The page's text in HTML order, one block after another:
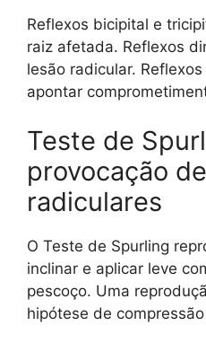
Reflexos bicipital e
raiz afetada. Reflexos
lesão radicular.
apontar
Teste de
provocação
radiculares
O Teste de Spurling
inclinar e aplicar leve
pescoço. Uma
hipótese de